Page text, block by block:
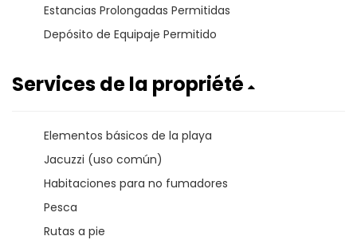
Estancias Prolongadas Permitidas
Depósito de Equipaje Permitido
Services de la propriété
Elementos básicos de la playa
Jacuzzi (uso común)
Habitaciones para no fumadores
Pesca
Rutas a pie